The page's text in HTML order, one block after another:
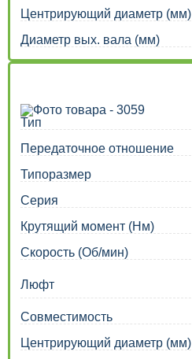
Центрирующий диаметр (мм)
Диаметр вых. вала (мм)
Тип
Передаточное отношение
Типоразмер
Серия
Крутящий момент (Нм)
Скорость (Об/мин)
Люфт
Совместимость
Центрирующий диаметр (мм)